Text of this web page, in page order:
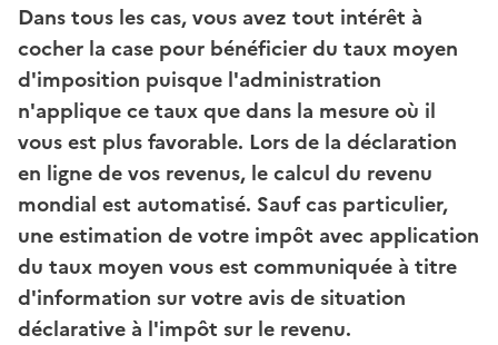
Dans tous les cas, vous avez tout intérêt à
cocher la case pour bénéficier du taux moyen
d'imposition puisque l'administration
n'applique ce taux que dans la mesure où il
vous est plus favorable. Lors de la déclaration
en ligne de vos revenus, le calcul du revenu
mondial est automatisé. Sauf cas particulier,
une estimation de votre impôt avec application
du taux moyen vous est communiquée à titre
d'information sur votre avis de situation
déclarative à l'impôt sur le revenu.